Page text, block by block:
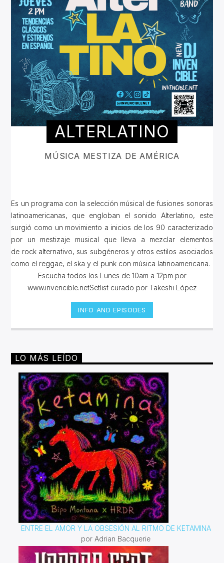
ALTERLATINO
MÚSICA MESTIZA DE AMÉRICA
Es un programa con la selección músical de fusiones sonoras
latinoamericanas, que engloban el sonido Alterlatino, este
surgió como un movimiento a inicios de los 90 caracterizado
por un mestizaje musical que lleva a mezclar elementos
de rock alternativo, sus subgéneros y otros estilos asociados
como el reggae, el ska y el punk con música latinoamericana.
Escucha todos los Lunes de 10am a 12pm por
www.invencible.netSetlist curado por Takeshi López
INFO AND EPISODES
LO MÁS LEÍDO
ENTRE EL AMOR Y LA OBSESIÓN AL RITMO DE KETAMINA
por Adrian Bacquerie